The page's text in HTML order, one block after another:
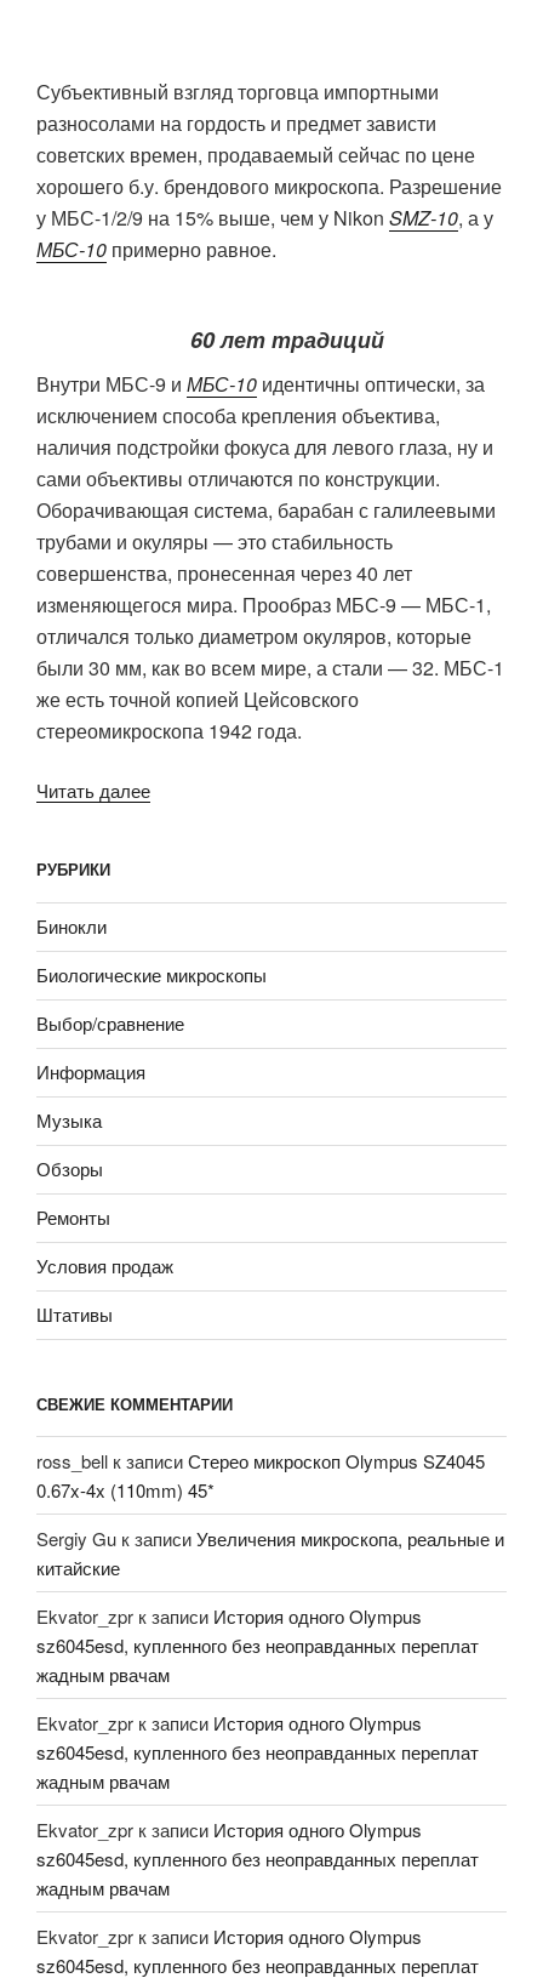
Субъективный взгляд торговца импортными
разносолами на гордость и предмет зависти
советских времен, продаваемый сейчас по цене
хорошего б.у. брендового микроскопа. Разрешение
у МБС-1/2/9 на 15% выше, чем у Nikon SMZ-10, а у
МБС-10 примерно равное.
60 лет традиций
Внутри МБС-9 и МБС-10 идентичны оптически, за
исключением способа крепления объектива,
наличия подстройки фокуса для левого глаза, ну и
сами объективы отличаются по конструкции.
Оборачивающая система, барабан с галилеевыми
трубами и окуляры — это стабильность
совершенства, пронесенная через 40 лет
изменяющегося мира. Прообраз МБС-9 — МБС-1,
отличался только диаметром окуляров, которые
были 30 мм, как во всем мире, а стали — 32. МБС-1
же есть точной копией Цейсовского
стереомикроскопа 1942 года.
Читать далее«Битва
МБС-10»
РУБРИКИ
Бинокли
Биологические микроскопы
Выбор/сравнение
Информация
Музыка
Обзоры
Ремонты
Условия продаж
Штативы
СВЕЖИЕ КОММЕНТАРИИ
ross_bell к записиСтерео микроскоп Olympus SZ4045
0.67x-4x (110mm) 45*
Sergiy Gu к записиУвеличения микроскопа, реальные и
китайские
Ekvator_zpr к записи История одного Olympus
sz6045esd, купленного без неоправданных переплат
жадным рвачам
Ekvator_zpr к записи История одного Olympus
sz6045esd, купленного без неоправданных переплат
жадным рвачам
Ekvator_zpr к записи История одного Olympus
sz6045esd, купленного без неоправданных переплат
жадным рвачам
Ekvator_zpr к записи История одного Olympus
sz6045esd, купленного без неоправданных переплат